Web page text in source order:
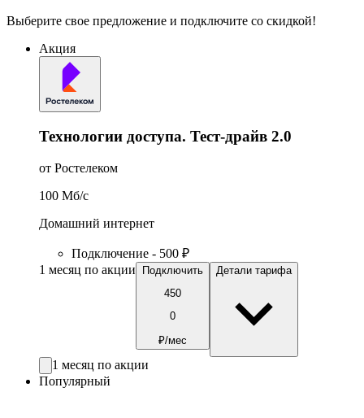
Выберите свое предложение и подключите со скидкой!
Акция
Технологии доступа. Тест-драйв 2.0
от Ростелеком
100 Мб/c
Домашний интернет
Подключение - 500 ₽
1 месяц по акции
Подключить
450
0
₽/мес
Детали тарифа
1 месяц по акции
Популярный